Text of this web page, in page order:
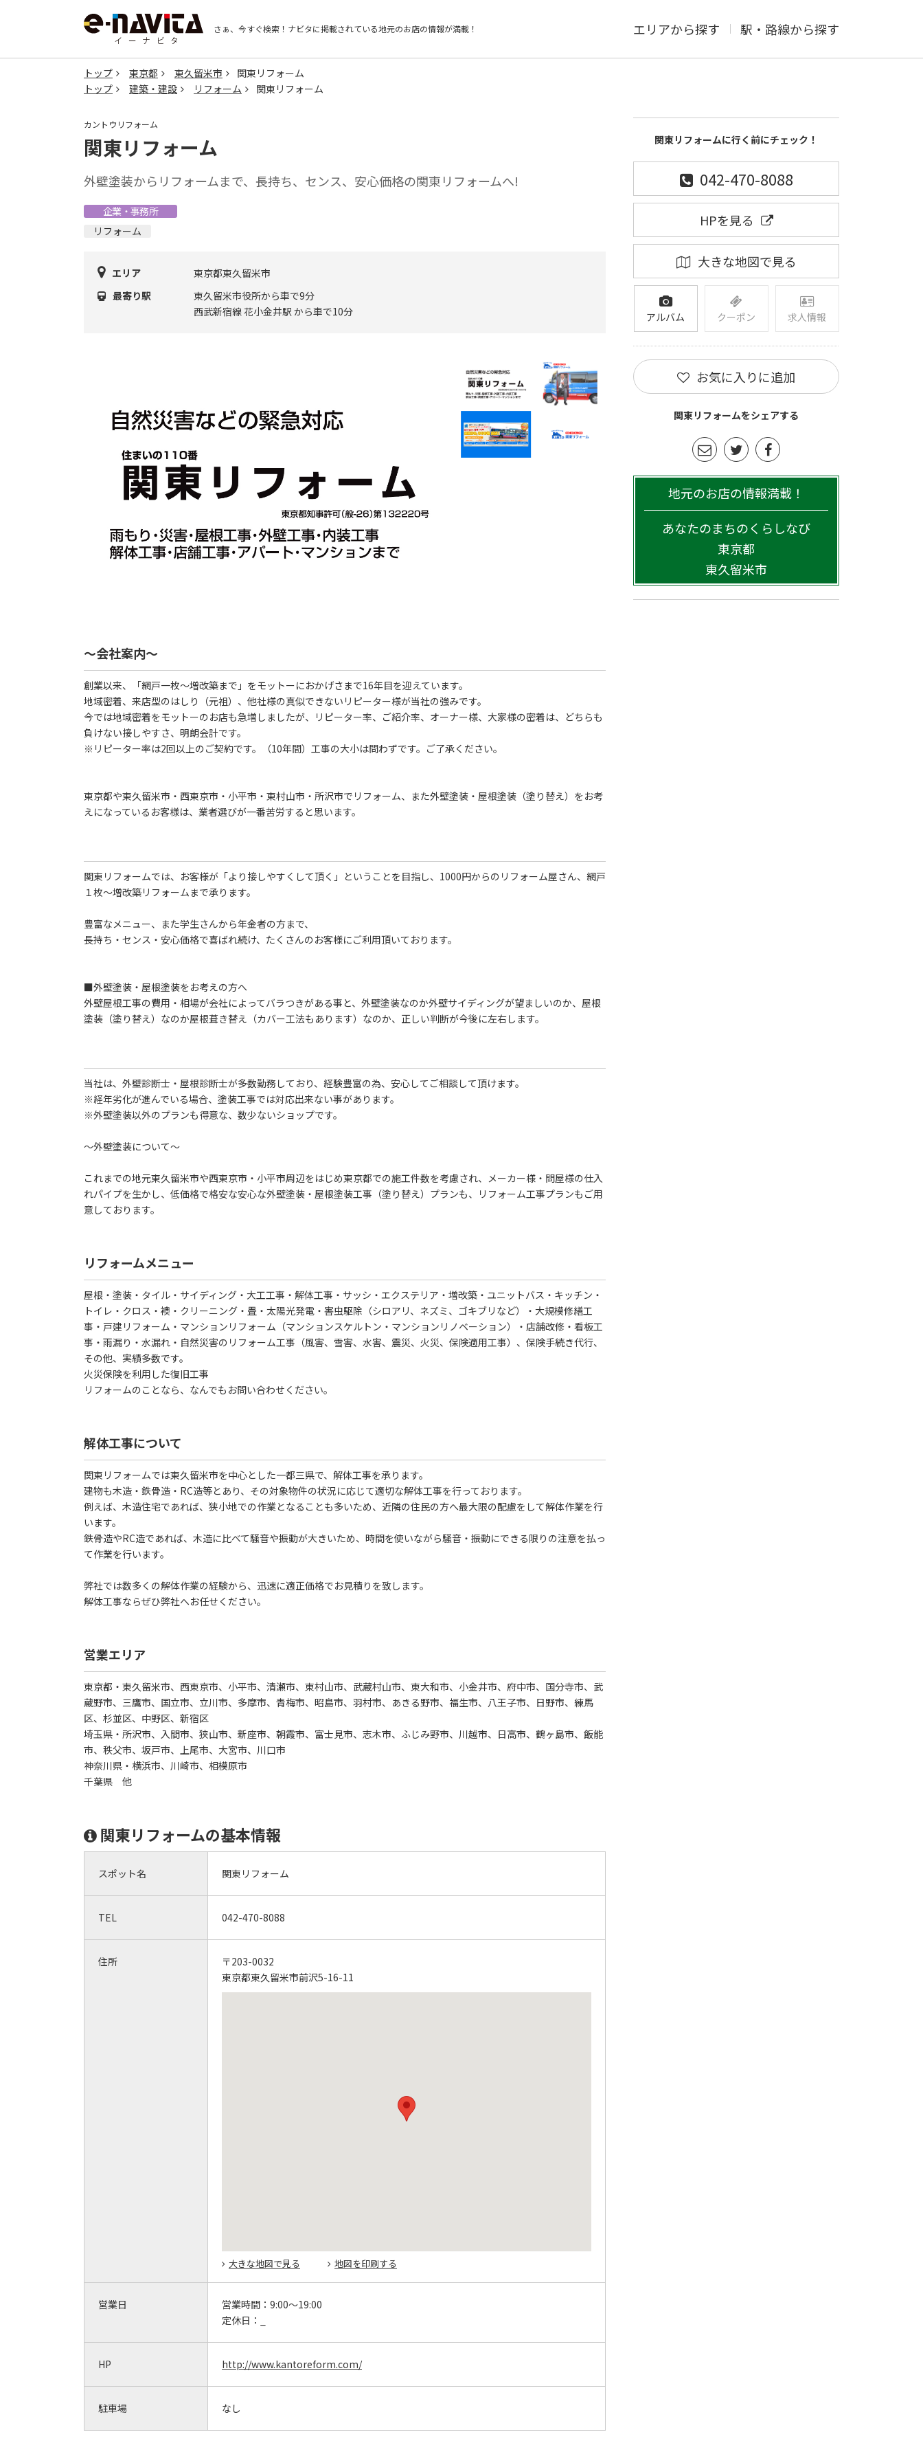
さぁ、今すぐ検索！ ナビタに掲載されている地元のお店の情報が満載！ エリアから探す 駅・路線から探す
トップ 東京都 東久留米市
関東リフォーム
トップ
建築・建設 リフォーム 関東リフォーム
カントウリフォーム
関東リフォーム
外壁塗装からリフォームまで、長持ち、センス、安心価格の関東リフォームへ!
企業・事務所
リフォーム
エリア
東京都東久留米市
最寄り駅
東久留米市役所から車で9分
西武新宿線 花小金井駅 から車で10分
～会社案内～
創業以来、「網戸一枚～増改築まで」をモットーにおかげさまで16年目を迎えています。
地域密着、来店型のはしり（元祖）、他社様の真似できないリピーター様が当社の強みです。
今では地域密着をモットーのお店も急増しましたが、リピーター率、ご紹介率、オーナー様、大家様の密着は、どちらも
負けない接しやすさ、明朗会計です。
※リピーター率は2回以上のご契約です。（10年間）工事の大小は問わずです。ご了承ください。
東京都や東久留米市・西東京市・小平市・東村山市・所沢市でリフォーム、また外壁塗装・屋根塗装（塗り替え）をお考
えになっているお客様は、業者選びが一番苦労すると思います。
関東リフォームでは、お客様が「より接しやすくして頂く」ということを目指し、1000円からのリフォーム屋さん、網戸
１枚～増改築リフォームまで承ります。
豊富なメニュー、また学生さんから年金者の方まで、
長持ち・センス・安心価格で喜ばれ続け、たくさんのお客様にご利用頂いております。
■外壁塗装・屋根塗装をお考えの方へ
外壁屋根工事の費用・相場が会社によってバラつきがある事と、外壁塗装なのか外壁サイディングが望ましいのか、屋根
塗装（塗り替え）なのか屋根葺き替え（カバー工法もあります）なのか、正しい判断が今後に左右します。
当社は、外壁診断士・屋根診断士が多数勤務しており、経験豊富の為、安心してご相談して頂けます。
※経年劣化が進んでいる場合、塗装工事では対応出来ない事があります。
※外壁塗装以外のプランも得意な、数少ないショップです。
～外壁塗装について～
これまでの地元東久留米市や西東京市・小平市周辺をはじめ東京都での施工件数を考慮され、メーカー様・問屋様の仕入
れパイプを生かし、低価格で格安な安心な外壁塗装・屋根塗装工事（塗り替え）プランも、リフォーム工事プランもご用
意しております。
リフォームメニュー
屋根・塗装・タイル・サイディング・大工工事・解体工事・サッシ・エクステリア・増改築・ユニットバス・キッチン・
トイレ・クロス・襖・クリーニング・畳・太陽光発電・害虫駆除（シロアリ、ネズミ、ゴキブリなど）・大規模修繕工
事・戸建リフォーム・マンションリフォーム（マンションスケルトン・マンションリノベーション）・店舗改修・看板工
事・雨漏り・水漏れ・自然災害のリフォーム工事（風害、雪害、水害、震災、火災、保険適用工事）、保険手続き代行、
その他、実績多数です。
火災保険を利用した復旧工事
リフォームのことなら、なんでもお問い合わせください。
解体工事について
関東リフォームでは東久留米市を中心とした一都三県で、解体工事を承ります。
建物も木造・鉄骨造・RC造等とあり、その対象物件の状況に応じて適切な解体工事を行っております。
例えば、木造住宅であれば、狭小地での作業となることも多いため、近隣の住民の方へ最大限の配慮をして解体作業を行
います。
鉄骨造やRC造であれば、木造に比べて騒音や振動が大きいため、時間を使いながら騒音・振動にできる限りの注意を払っ
て作業を行います。
弊社では数多くの解体作業の経験から、迅速に適正価格でお見積りを致します。
解体工事ならぜひ弊社へお任せください。
営業エリア
東京都・東久留米市、西東京市、小平市、清瀬市、東村山市、武蔵村山市、東大和市、小金井市、府中市、国分寺市、武
蔵野市、三鷹市、国立市、立川市、多摩市、青梅市、昭島市、羽村市、あきる野市、福生市、八王子市、日野市、練馬
区、杉並区、中野区、新宿区
埼玉県・所沢市、入間市、狭山市、新座市、朝霞市、富士見市、志木市、ふじみ野市、川越市、日高市、鶴ヶ島市、飯能
市、秩父市、坂戸市、上尾市、大宮市、川口市
神奈川県・横浜市、川崎市、相模原市
千葉県 他
関東リフォームの基本情報
スポット名 関東リフォーム
TEL 042-470-8088
住所
〒203-0032
東京都東久留米市前沢5-16-11
大きな地図で見る 地図を印刷する
営業日 営業時間： 9:00～19:00
定休日：
HP http://www.kantoreform.com/
駐車場 なし
関東リフォームに行く前にチェック！
042-470-8088
HPを見る
大きな地図で見る
アルバム クーポン 求人情報
お気に入りに追加
関東リフォームをシェアする
地元のお店の情報満載！
あなたのまちのくらしなび
東京都
東久留米市